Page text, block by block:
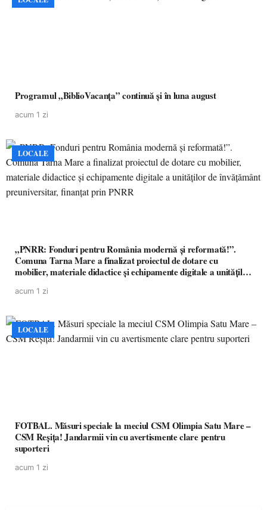
Programul „BiblioVacanța” continuă și în luna august
acum 1 zi
LOCALE
„PNRR: Fonduri pentru România modernă și reformată!”.
Comuna Tarna Mare a finalizat proiectul de dotare cu
mobilier, materiale didactice și echipamente digitale a unităților
acum 1 zi
LOCALE
FOTBAL. Măsuri speciale la meciul CSM Olimpia Satu Mare –
CSM Reșița! Jandarmii vin cu avertismente clare pentru
suporteri
acum 1 zi